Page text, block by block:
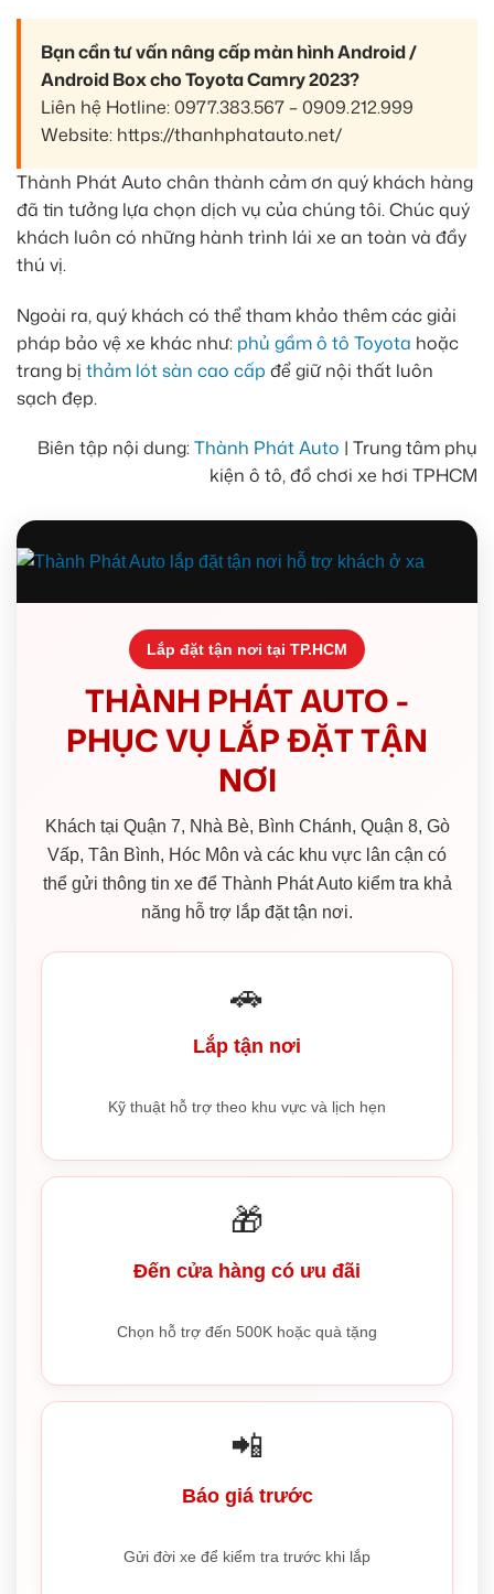
Bạn cần tư vấn nâng cấp màn hình Android /
Android Box cho Toyota Camry 2023?
Liên hệ Hotline: 0977.383.567 – 0909.212.999
Website: https://thanhphatauto.net/
Thành Phát Auto chân thành cảm ơn quý khách hàng
đã tin tưởng lựa chọn dịch vụ của chúng tôi. Chúc quý
khách luôn có những hành trình lái xe an toàn và đầy
thú vị.
Ngoài ra, quý khách có thể tham khảo thêm các giải
pháp bảo vệ xe khác như: phủ gầm ô tô Toyota hoặc
trang bị thảm lót sàn cao cấp để giữ nội thất luôn
sạch đẹp.
Biên tập nội dung:Thành Phát Auto | Trung tâm phụ
kiện ô tô, đồ chơi xe hơi TPHCM
Lắp đặt tận nơi tại TP.HCM
THÀNH PHÁT AUTO -
PHỤC VỤ LẮP ĐẶT TẬN
NƠI
Khách tại Quận 7, Nhà Bè, Bình Chánh, Quận 8, Gò
Vấp, Tân Bình, Hóc Môn và các khu vực lân cận có
thể gửi thông tin xe để Thành Phát Auto kiểm tra khả
năng hỗ trợ lắp đặt tận nơi.
🚗
Lắp tận nơi
Kỹ thuật hỗ trợ theo khu vực và lịch hẹn
🎁
Đến cửa hàng có ưu đãi
Chọn hỗ trợ đến 500K hoặc quà tặng
📲
Báo giá trước
Gửi đời xe để kiểm tra trước khi lắp